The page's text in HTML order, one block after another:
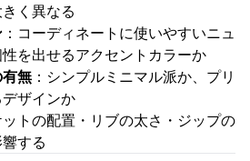
く異なる
：コーディネートに使いやすいニュ
を出せるアクセントカラーか
無 ：シンプルミニマル派か、プリ
ザインか
トの配置・リブの太さ・ジップの
する